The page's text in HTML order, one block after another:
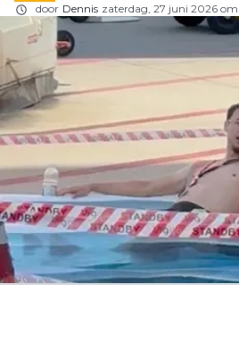
door Dennis zaterdag, 27 juni 2026 om